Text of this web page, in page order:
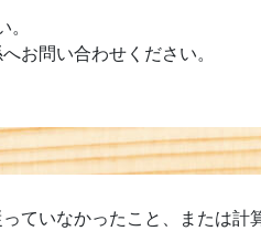
お問い合わせください。
ていなかったこと、または